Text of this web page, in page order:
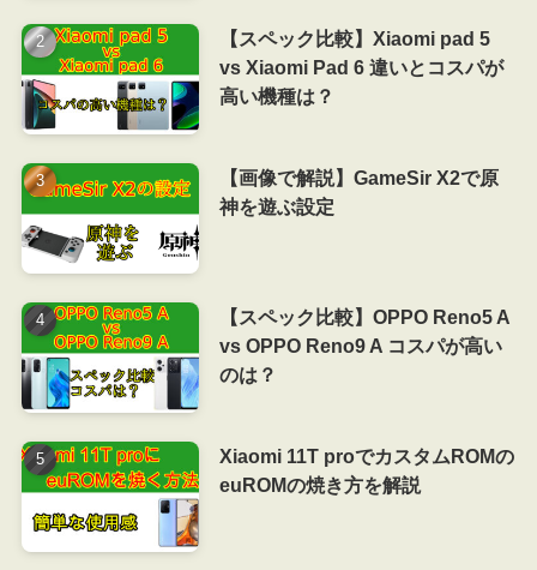
【スペック比較】Xiaomi pad 5
vs Xiaomi Pad 6 違いとコスパが
高い機種は？
【画像で解説】GameSir X2で原
神を遊ぶ設定
【スペック比較】OPPO Reno5 A
vs OPPO Reno9 A コスパが高い
のは？
Xiaomi 11T proでカスタムROMの
euROMの焼き方を解説